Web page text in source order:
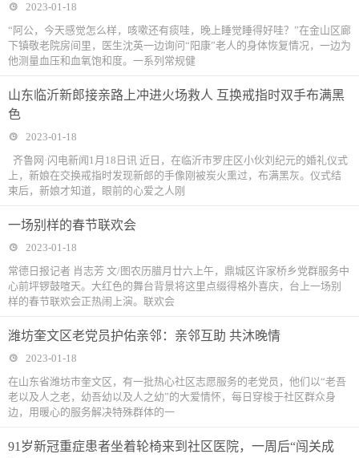
2023-01-18
“阿公，今天感觉怎么样，咳嗽还有痰哇，晚上睡觉睡得好哇？”在金山区廊
下镇敬老院房间里，医生沈英一边询问“阳康”老人的身体恢复情况，一边为
他测量血压和血氧饱和度。一系列常规健
山东临沂新郎接亲路上冲进火场救人 互换戒指时双手布满黑
色
2023-01-18
齐鲁网·闪电新闻1月18日讯 近日，在临沂市罗庄区小伙刘纪元的婚礼仪式
上，新娘在交换戒指时发现新郎的手像刚被炭火熏过，布满黑灰。仪式结
束后，新娘才知道，眼前的心爱之人刚
一场别样的春节联欢会
2023-01-18
常德日报记者 肖志芳 文/图农历腊月廿六上午，鼎城区许家桥乡党群服务中
心前坪锣鼓喧天。大红色的舞台背景将这里点缀得格外喜庆，台上一场别
样的春节联欢会正热闹上演。联欢会
潍坊奎文区老党员护佑亲邻：亲邻互助 共沐晚情
2023-01-18
在山东省潍坊市奎文区，有一批热心社区志愿服务的老党员，他们以“老吾
老以及人之老，幼吾幼以及人之幼”的大爱情怀，每日穿梭于社区群众身
边，用暖心的服务解决特殊群体的一
91岁新冠重症患者坐着轮椅来到社区医院，一周后“闯关成